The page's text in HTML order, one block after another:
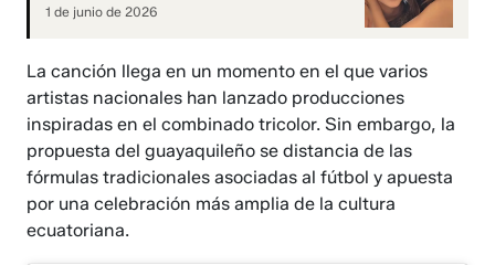
1 de junio de 2026
La canción llega en un momento en el que varios
artistas nacionales han lanzado producciones
inspiradas en el combinado tricolor. Sin embargo, la
propuesta del guayaquileño se distancia de las
fórmulas tradicionales asociadas al fútbol y apuesta
por una celebración más amplia de la cultura
ecuatoriana.